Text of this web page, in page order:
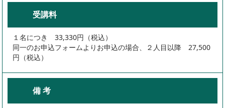
受講料
１名につき 33,330円（税込）
同一のお申込フォームよりお申込の場合、２人目以降 27,500
円（税込）
備 考